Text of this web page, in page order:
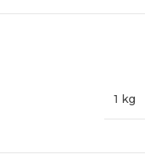
1 kg